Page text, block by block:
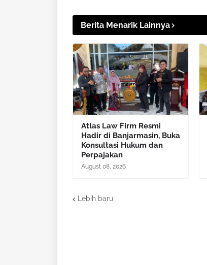
Berita Menarik Lainnya
Atlas Law Firm Resmi
Hadir di Banjarmasin, Buka
Konsultasi Hukum dan
Perpajakan
August 08, 2026
Lebih baru